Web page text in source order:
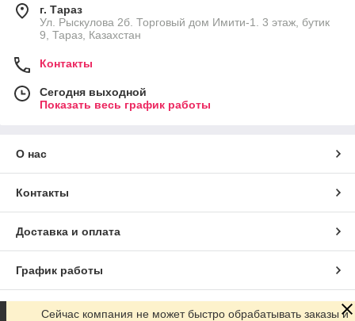
г. Тараз
Ул. Рыскулова 2б. Торговый дом Имити-1. 3 этаж, бутик
9, Тараз, Казахстан
Контакты
Сегодня выходной
Показать весь график работы
О нас
Контакты
Доставка и оплата
График работы
Полная версия сайта
Сейчас компания не может быстро обрабатывать заказы и